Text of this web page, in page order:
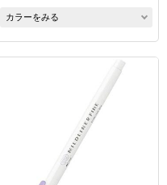
カラーをみる